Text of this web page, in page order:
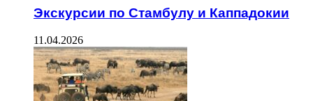
Экскурсии по Стамбулу и Каппадокии
11.04.2026